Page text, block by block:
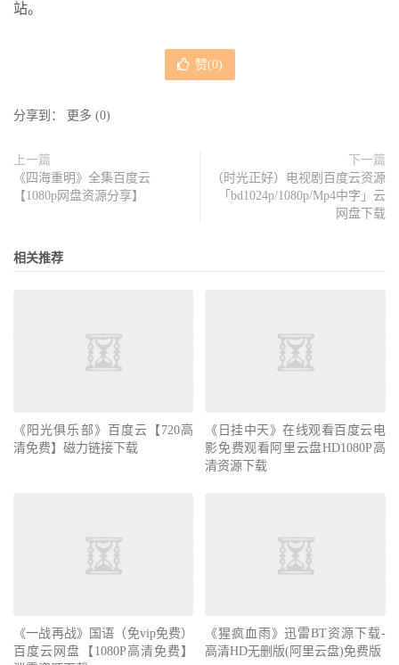
站。
赞(0)
分享到： 更多 (0)
上一篇
《四海重明》全集百度云
【1080p网盘资源分享】
下一篇
（时光正好）电视剧百度云资源
「bd1024p/1080p/Mp4中字」云
网盘下载
相关推荐
《阳光俱乐部》百度云【720高
清免费】磁力链接下载
《日挂中天》在线观看百度云电
影免费观看阿里云盘HD1080P高
清资源下载
《一战再战》国语（免vip免费）
百度云网盘【1080P高清免费】
《猩疯血雨》迅雷BT资源下载-
高清HD无删版(阿里云盘)免费版